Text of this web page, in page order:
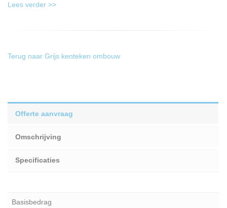
Lees verder >>
Terug naar Grijs kenteken ombouw
Offerte aanvraag
Omschrijving
Specificaties
Basisbedrag